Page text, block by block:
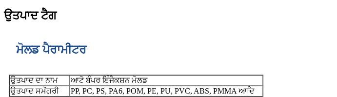
ਉਤਪਾਦ ਟੈਗ
ਮੋਲਡ ਪੈਰਾਮੀਟਰ
ਉਤਪਾਦ ਦਾ ਨਾਮ
ਆਟੋ ਬੰਪਰ ਇੰਜੈਕਸ਼ਨ ਮੋਲਡ
ਉਤਪਾਦ ਸਮੱਗਰੀ
PP, PC, PS, PA6, POM, PE, PU, ​​PVC, ABS, PMMA ਆਦਿ